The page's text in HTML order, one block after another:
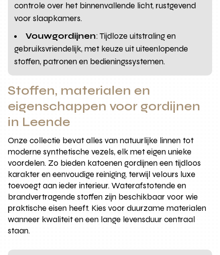
controle over het binnenvallende licht, rustgevend
voor slaapkamers.
Vouwgordijnen: Tijdloze uitstraling en
gebruiksvriendelijk, met keuze uit uiteenlopende
stoffen, patronen en bedieningssystemen.
Stoffen, materialen en
eigenschappen voor gordijnen
in Leende
Onze collectie bevat alles van natuurlijke linnen tot
moderne synthetische vezels, elk met eigen unieke
voordelen. Zo bieden katoenen gordijnen een tijdloos
karakter en eenvoudige reiniging, terwijl velours luxe
toevoegt aan ieder interieur. Waterafstotende en
brandvertragende stoffen zijn beschikbaar voor wie
praktische eisen heeft. Kies voor duurzame materialen
wanneer kwaliteit en een lange levensduur centraal
staan.